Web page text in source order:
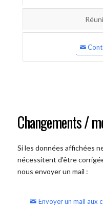
Changements /
Si les données affichées
nécessitent d'être
nous envoyer un mail :
Envoyer un mail aux